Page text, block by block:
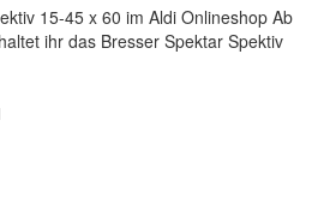
15-45 x 60 im Aldi Onlineshop Ab
ihr das Bresser Spektar Spektiv